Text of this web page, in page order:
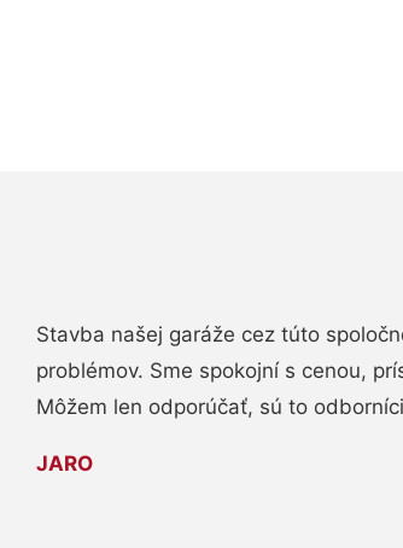
Stavba našej garáže cez túto
problémov. Sme spokojní s cenou,
Môžem len odporúčať, sú to
JARO